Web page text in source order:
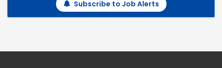
Subscribe to Job Alerts